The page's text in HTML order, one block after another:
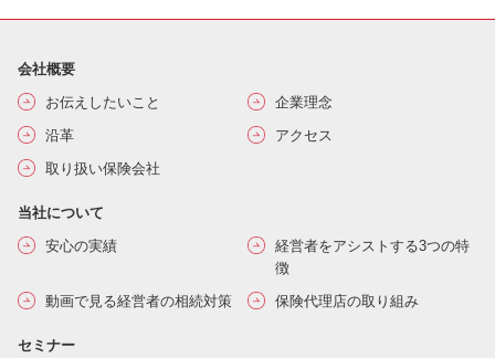
会社概要
お伝えしたいこと
企業理念
沿革
アクセス
取り扱い保険会社
当社について
安心の実績
経営者をアシストする3つの特
徴
動画で見る経営者の相続対策
保険代理店の取り組み
セミナー